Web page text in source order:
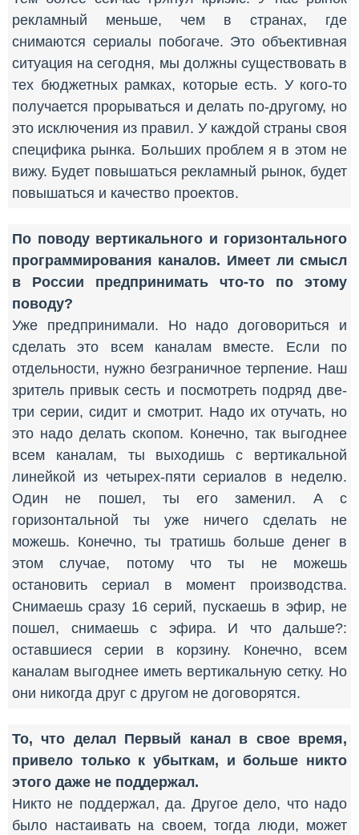
рекламный меньше, чем в странах, где
снимаются сериалы побогаче. Это объективная
ситуация на сегодня, мы должны существовать в
тех бюджетных рамках, которые есть. У кого-то
получается прорываться и делать по-другому, но
это исключения из правил. У каждой страны своя
специфика рынка. Больших проблем я в этом не
вижу. Будет повышаться рекламный рынок, будет
повышаться и качество проектов.
По поводу вертикального и горизонтального
программирования каналов. Имеет ли смысл
в России предпринимать что-то по этому
поводу?
Уже предпринимали. Но надо договориться и
сделать это всем каналам вместе. Если по
отдельности, нужно безграничное терпение. Наш
зритель привык сесть и посмотреть подряд две-
три серии, сидит и смотрит. Надо их отучать, но
это надо делать скопом. Конечно, так выгоднее
всем каналам, ты выходишь с вертикальной
линейкой из четырех-пяти сериалов в неделю.
Один не пошел, ты его заменил. А с
горизонтальной ты уже ничего сделать не
можешь. Конечно, ты тратишь больше денег в
этом случае, потому что ты не можешь
остановить сериал в момент производства.
Снимаешь сразу 16 серий, пускаешь в эфир, не
пошел, снимаешь с эфира. И что дальше?:
оставшиеся серии в корзину. Конечно, всем
каналам выгоднее иметь вертикальную сетку. Но
они никогда друг с другом не договорятся.
То, что делал Первый канал в свое время,
привело только к убыткам, и больше никто
этого даже не поддержал.
Никто не поддержал, да. Другое дело, что надо
было настаивать на своем, тогда люди, может